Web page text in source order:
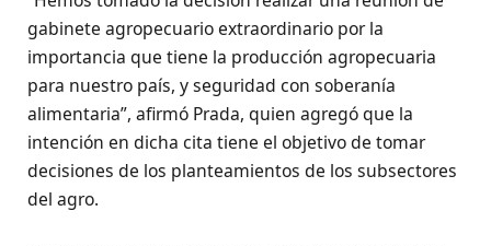
gabinete agropecuario extraordinario por la
importancia que tiene la producción agropecuaria
para nuestro país, y seguridad con soberanía
alimentaria”, afirmó Prada, quien agregó que la
intención en dicha cita tiene el objetivo de tomar
decisiones de los planteamientos de los subsectores
del agro.